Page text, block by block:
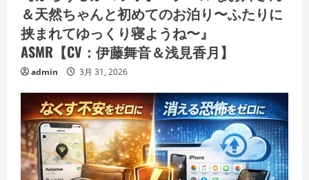
＆天然ちゃんと初めてのお泊り〜ふたりに
挟まれてゆっくり寝ようね〜』
ASMR【CV：伊藤舞音＆浅見香月】
admin 3月 31, 2026